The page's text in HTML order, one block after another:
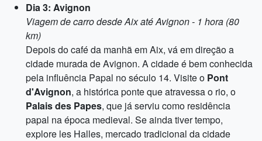
Dia 3: Avignon
Viagem de carro desde Aix até Avignon - 1 hora (80
km)
Depois do café da manhã em Aix, vá em direção a
cidade murada de Avignon. A cidade é bem conhecida
pela influência Papal no século 14. Visite o Pont
d'Avignon, a histórica ponte que atravessa o rio, o
Palais des Papes, que já serviu como residência
papal na época medieval. Se ainda tiver tempo,
explore les Halles, mercado tradicional da cidade